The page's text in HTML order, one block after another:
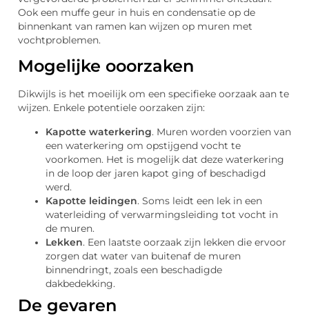
Ook een muffe geur in huis en condensatie op de
binnenkant van ramen kan wijzen op muren met
vochtproblemen.
Mogelijke ooorzaken
Dikwijls is het moeilijk om een specifieke oorzaak aan te
wijzen. Enkele potentiele oorzaken zijn:
Kapotte waterkering. Muren worden voorzien van
een waterkering om opstijgend vocht te
voorkomen. Het is mogelijk dat deze waterkering
in de loop der jaren kapot ging of beschadigd
werd.
Kapotte leidingen. Soms leidt een lek in een
waterleiding of verwarmingsleiding tot vocht in
de muren.
Lekken. Een laatste oorzaak zijn lekken die ervoor
zorgen dat water van buitenaf de muren
binnendringt, zoals een beschadigde
dakbedekking.
De gevaren